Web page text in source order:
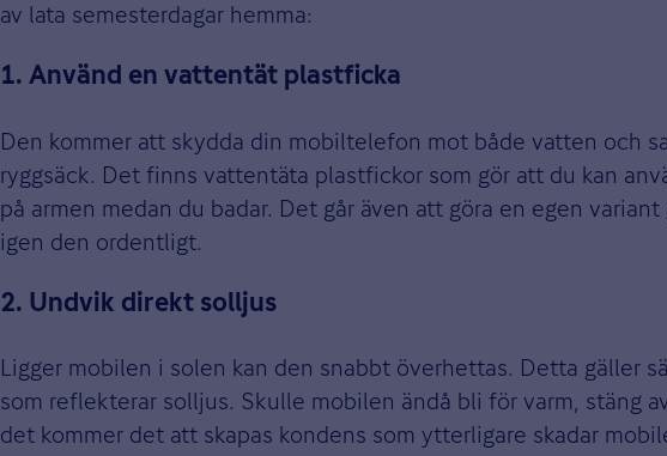
av lata semesterdagar hemma:
1. Använd en vattentät plastficka
Den kommer att skydda din mobiltelefon mot både vatten och
ryggsäck. Det finns vattentäta plastfickor som gör att du kan
på armen medan du badar. Det går även att göra en egen
igen den ordentligt.
2. Undvik direkt solljus
Ligger mobilen i solen kan den snabbt överhettas. Detta gäller
som reflekterar solljus. Skulle mobilen ändå bli för varm, stäng
det kommer det att skapas kondens som ytterligare skadar